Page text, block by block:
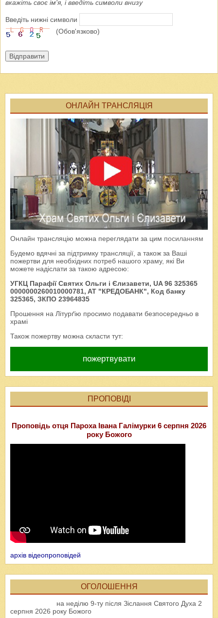
вкажіть своє ім'я, і введіть символи внизу
Введіть нижні символи
(Обов'язково)
Відправити
ОНЛАЙН ТРАНСЛЯЦІЯ
Онлайн трансляцію можна переглядати за цим посиланням
Будемо вдячні за підтримку трансляції, а також за Ваші
пожертви для необхідних потреб нашого храму, які Ви
можете надіслати за такою адресою:
УГКЦ Парафії Святих Ольги і Єлизавети, UA 96 325365
0000000260010000781, AT "КРЕДОБАНК", Код банку
325365, ЗКПО 23964835
Прошення на Літурґію просимо подавати безпосередньо в
храмі
Також пожертву можна скласти тут:
пожертвувати
ПРОПОВІДІ
Проповідь отця Пароха Івана Галімурки 6 серпня 2026
року Божого
архів відеопроповідей
ОГОЛОШЕННЯ
на неділю 9-ту після Зіслання Святого Духа 2
серпня 2026 року Божого